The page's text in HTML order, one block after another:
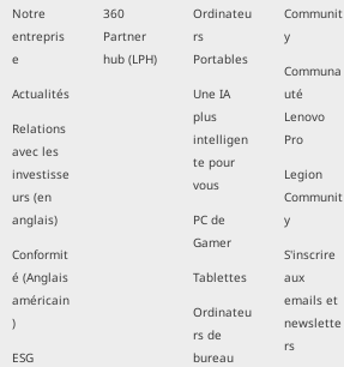
Notre
entrepris
e
Actualités
Relations
avec les
investisse
urs (en
anglais)
Conformit
é (Anglais
américain
)
ESG
360
Partner
hub (LPH)
Ordinateu
rs
Portables
Une IA
plus
intelligen
te pour
vous
PC de
Gamer
Tablettes
Ordinateu
rs de
bureau
Communit
y
Communa
uté
Lenovo
Pro
Legion
Communit
y
S'inscrire
aux
emails et
newslette
rs